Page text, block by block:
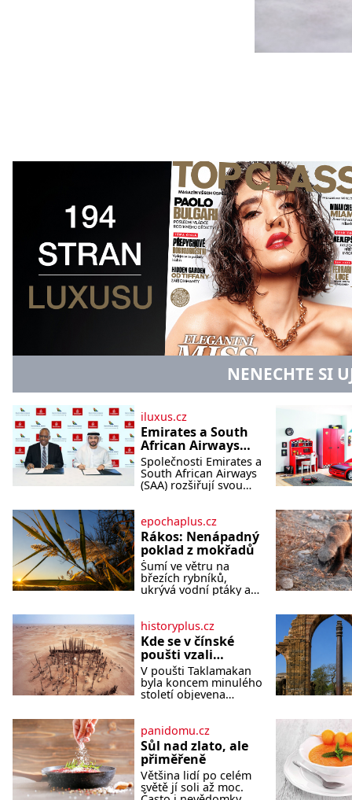
NENECHTE SI
iluxus.cz
Emirates a South
African Airways
rozšiřují
partnerství.
Cestujícím nově
jižní a střední
Africe
Společnosti Emirates a
South African Airways
(SAA) rozšiřují svou
spolupráci. Nová
reciproční dohoda
zpřístupní cestujícím
devět dalších destinací
v jižní a střední Africe
a u
epochaplus.cz
Rákos: Nenápadný
poklad z mokřadů
Šumí ve větru na
březích rybníků,
ukrývá vodní ptáky a
povšimnutí. Přesto
právě rákos pomáhal
stavět domy, vyrábět
lodě, zapisovat první
texty a inspiroval řadu
pověstí. Tato skromná,
ale užitečná rostlina
vnímá rákos jen jako
obyčejnou kulisu
letního koupání. Stačí
se však podívat
historyplus.cz
Kde se v čínské
poušti vzali
modroocí
blonďáci?
V poušti Taklamakan
byla koncem minulého
století objevena
Všichni mrtví byli
pohřbeni s úctou a
četnými milodary. Asi
nejvíc přitom vědce
zaujal hrob
tříměsíčního
panidomu.cz
Sůl nad zlato, ale
přiměřeně
Většina lidí po celém
světě jí soli až moc.